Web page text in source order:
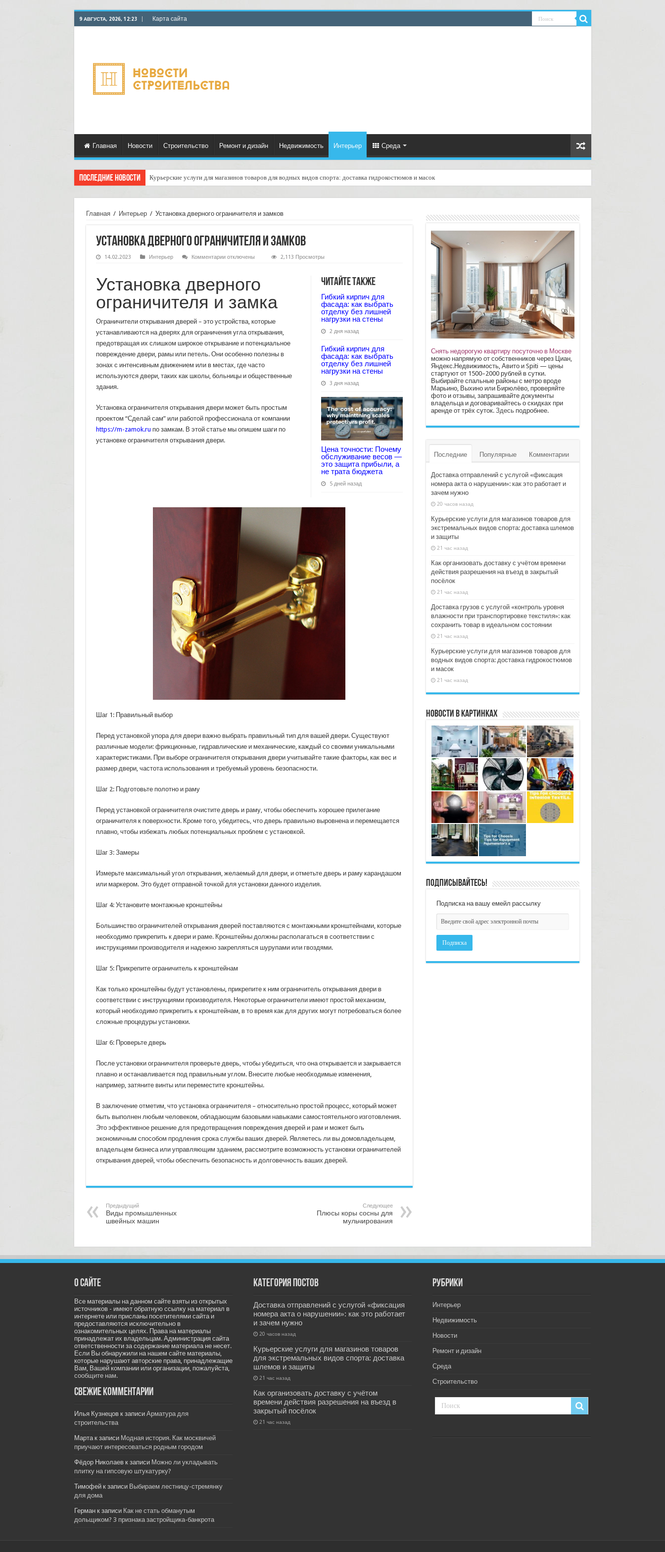
9 АВГУСТА, 2026, 12:23 Карта сайта
Главная Новости Строительство Ремонт и дизайн Недвижимость Интерьер Среда
Последние новости Курьерские услуги для магазинов товаров для водных видов спорта: доставка гидрокостюмов и масок
Как настроить автоматическое формирование рейтинга курьеров по качеству доставок: практическое руководство
Главная / Интерьер / Установка дверного ограничителя и замков
Установка дверного ограничителя и замков
14.02.2023 Интерьер Комментариик
ограничителя
отключены 2,113 Просмотры
Читайте также
Гибкий кирпич для
фасада: как выбрать
отделку без лишней
нагрузки на стены
2 дня назад
Гибкий кирпич для
фасада: как выбрать
отделку без лишней
нагрузки на стены
3 дня назад
Цена точности: Почему
обслуживание весов —
это защита прибыли, а
не трата бюджета
5 дней назад
Установка дверного
ограничителя и замка
Ограничители открывания дверей – это устройства, которые
устанавливаются на дверях для ограничения угла открывания,
предотвращая их слишком широкое открывание и потенциальное
повреждение двери, рамы или петель. Они особенно полезны в
зонах с интенсивным движением или в местах, где часто
используются двери, таких как школы, больницы и общественные
здания.
Установка ограничителя открывания двери может быть простым
проектом “Сделай сам” или работой профессионала от компании
https://m-zamok.ru по замкам. В этой статье мы опишем шаги по
установке ограничителя открывания двери.
Шаг 1: Правильный выбор
Перед установкой упора для двери важно выбрать правильный тип для вашей двери. Существуют
различные модели: фрикционные, гидравлические и механические, каждый со своими уникальными
характеристиками. При выборе ограничителя открывания двери учитывайте такие факторы, как вес и
размер двери, частота использования и требуемый уровень безопасности.
Шаг 2: Подготовьте полотно и раму
Перед установкой ограничителя очистите дверь и раму, чтобы обеспечить хорошее прилегание
ограничителя к поверхности. Кроме того, убедитесь, что дверь правильно выровнена и перемещается
плавно, чтобы избежать любых потенциальных проблем с установкой.
Шаг 3: Замеры
Измерьте максимальный угол открывания, желаемый для двери, и отметьте дверь и раму карандашом
или маркером. Это будет отправной точкой для установки данного изделия.
Шаг 4: Установите монтажные кронштейны
Большинство ограничителей открывания дверей поставляются с монтажными кронштейнами, которые
необходимо прикрепить к двери и раме. Кронштейны должны располагаться в соответствии с
инструкциями производителя и надежно закрепляться шурупами или гвоздями.
Шаг 5: Прикрепите ограничитель к кронштейнам
Как только кронштейны будут установлены, прикрепите к ним ограничитель открывания двери в
соответствии с инструкциями производителя. Некоторые ограничители имеют простой механизм,
который необходимо прикрепить к кронштейнам, в то время как для других могут потребоваться более
сложные процедуры установки.
Шаг 6: Проверьте дверь
После установки ограничителя проверьте дверь, чтобы убедиться, что она открывается и закрывается
плавно и останавливается под правильным углом. Внесите любые необходимые изменения,
например, затяните винты или переместите кронштейны.
В заключение отметим, что установка ограничителя – относительно простой процесс, который может
быть выполнен любым человеком, обладающим базовыми навыками самостоятельного изготовления.
Это эффективное решение для предотвращения повреждения дверей и рам и может быть
экономичным способом продления срока службы ваших дверей. Являетесь ли вы домовладельцем,
владельцем бизнеса или управляющим зданием, рассмотрите возможность установки ограничителей
открывания дверей, чтобы обеспечить безопасность и долговечность ваших дверей.
Предыдущий
Виды промышленных
швейных машин
Следующее
Плюсы коры сосны для
мульчирования
Снять недорогую квартиру посуточно в Москве
можно напрямую от собственников через Циан,
Яндекс.Недвижимость, Авито и Spiti — цены
стартуют от 1500–2000 рублей в сутки.
Выбирайте спальные районы с метро вроде
Марьино, Выхино или Бирюлёво, проверяйте
фото и отзывы, запрашивайте документы
владельца и договаривайтесь о скидках при
аренде от трёх суток. Здесьподробнее.
Последние Популярные Комментарии
Доставка отправлений с услугой «фиксация
номера акта о нарушении»: как это работает и
зачем нужно
20 часов назад
Курьерские услуги для магазинов товаров для
экстремальных видов спорта: доставка шлемов
и защиты
21 час назад
Как организовать доставку с учётом времени
действия разрешения на въезд в закрытый
посёлок
21 час назад
Доставка грузов с услугой «контроль уровня
влажности при транспортировке текстиля»: как
сохранить товар в идеальном состоянии
21 час назад
Курьерские услуги для магазинов товаров для
водных видов спорта: доставка гидрокостюмов
и масок
21 час назад
Новости в картинках
Подписывайтесь!
Подписка на вашу емейл рассылку
О сайте
Все материалы на данном сайте взяты из открытых
источников - имеют обратную ссылку на материал в
интернете или присланы посетителями сайта и
предоставляются исключительно в
ознакомительных целях. Права на материалы
принадлежат их владельцам. Администрация сайта
ответственности за содержание материала не несет.
Если Вы обнаружили на нашем сайте материалы,
которые нарушают авторские права, принадлежащие
Вам, Вашей компании или организации, пожалуйста,
сообщите нам.
Свежие комментарии
Илья Кузнецовк записи Арматура для
строительства
Мартак записи Модная история. Как москвичей
приучают интересоваться родным городом
Фёдор Николаевк записи Можно ли укладывать
плитку на гипсовую штукатурку?
Тимофейк записи Выбираем лестницу-стремянку
для дома
Германк записи Как не стать обманутым
дольщиком? 3 признака застройщика-банкрота
Категория постов
Доставка отправлений с услугой «фиксация
номера акта о нарушении»: как это работает
и зачем нужно
20 часов назад
Курьерские услуги для магазинов товаров
для экстремальных видов спорта: доставка
шлемов и защиты
21 час назад
Как организовать доставку с учётом
времени действия разрешения на въезд в
закрытый посёлок
21 час назад
РУбрики
Интерьер
Недвижимость
Новости
Ремонт и дизайн
Среда
Строительство